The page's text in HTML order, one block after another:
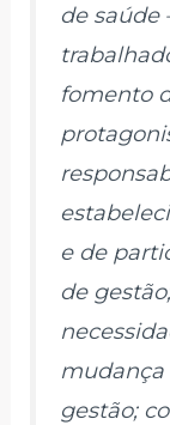
de saúde
fomento
e de
de
mudança
gestão;